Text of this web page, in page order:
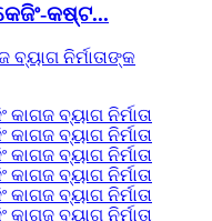
କଷ୍ଟ...